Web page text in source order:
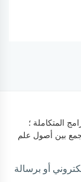
المتكاملة ؛
بين أصول علم
أو برسالة